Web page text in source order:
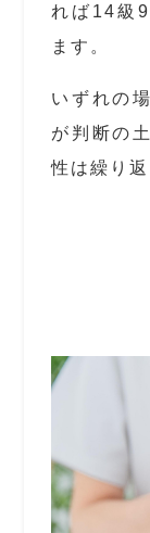
れば14級
ます。
いずれの
が判断の
性は繰り